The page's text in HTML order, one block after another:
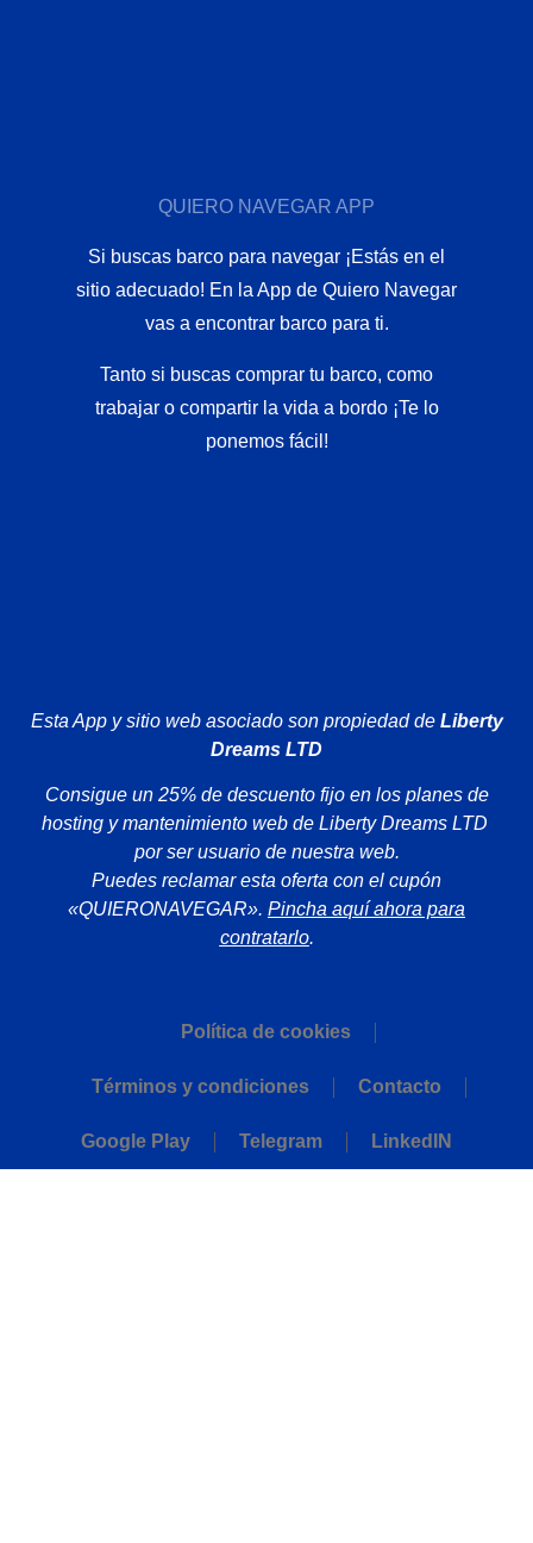
QUIERO NAVEGAR APP
Si buscas barco para navegar ¡Estás en el
sitio adecuado! En la App de Quiero Navegar
vas a encontrar barco para ti.
Tanto si buscas comprar tu barco, como
trabajar o compartir la vida a bordo ¡Te lo
ponemos fácil!
Esta App y sitio web asociado son propiedad de Liberty
Dreams LTD
Consigue un 25% de descuento fijo en los planes de
hosting y mantenimiento web de Liberty Dreams LTD
por ser usuario de nuestra web.
Puedes reclamar esta oferta con el cupón
«QUIERONAVEGAR». Pincha aquí ahora para
contratarlo.
Política de cookies
Términos y condiciones Contacto
Google Play Telegram LinkedIN